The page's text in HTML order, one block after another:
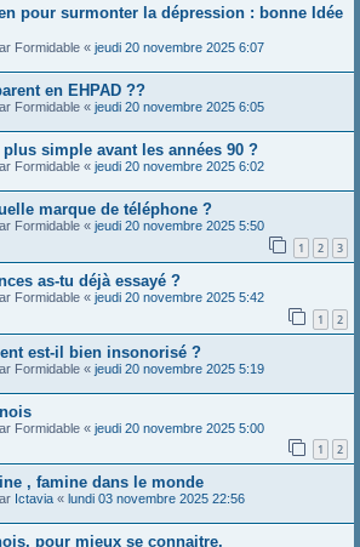
pour surmonter la dépression : bonne Idée
Formidable « jeudi 20 novembre 2025 6:07
en EHPAD ??
Formidable « jeudi 20 novembre 2025 6:05
plus simple avant les années 90 ?
Formidable « jeudi 20 novembre 2025 6:02
marque de téléphone ?
Formidable « jeudi 20 novembre 2025 5:50
1 2 3
as-tu déjà essayé ?
Formidable « jeudi 20 novembre 2025 5:42
1 2
est-il bien insonorisé ?
Formidable « jeudi 20 novembre 2025 5:19
Formidable « jeudi 20 novembre 2025 5:00
1 2
, famine dans le monde
Ictavia « lundi 03 novembre 2025 22:56
pour mieux se connaitre.